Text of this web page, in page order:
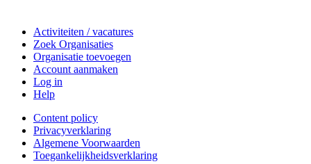
Activiteiten / vacatures
Zoek Organisaties
Organisatie toevoegen
Account aanmaken
Log in
Help
Content policy
Privacyverklaring
Algemene Voorwaarden
Toegankelijkheidsverklaring